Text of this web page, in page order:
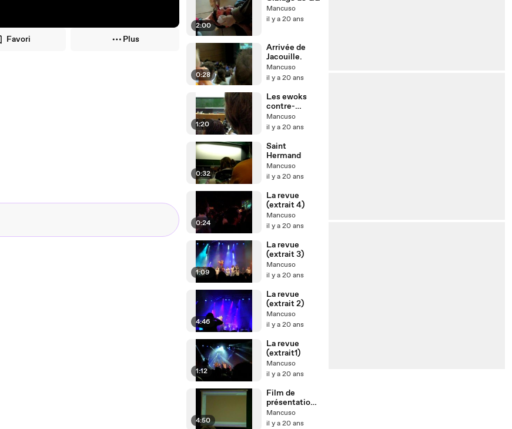
Favori Plus
2:00
Mancuso
il y a 20 ans
0:28
Arrivée de
Jacouille.
Mancuso
il y a 20 ans
1:20
Les ewoks
contre-
attaque.
Mancuso
il y a 20 ans
0:32
Saint
Hermand
Mancuso
il y a 20 ans
0:24
La revue
(extrait 4)
Mancuso
il y a 20 ans
1:09
La revue
(extrait 3)
Mancuso
il y a 20 ans
4:46
La revue
(extrait 2)
Mancuso
il y a 20 ans
1:12
La revue
(extrait1)
Mancuso
il y a 20 ans
4:50
Film de
présentation
de la revue.
Mancuso
il y a 20 ans